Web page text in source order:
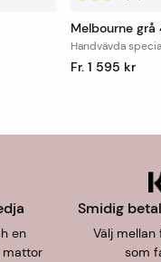
Melbourne
Handvävda
Fr. 1 595 kr
en
mattor
Smidig
Välj
som